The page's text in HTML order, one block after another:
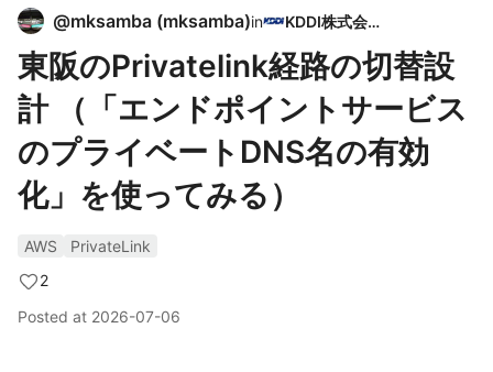
@mksamba (mksamba)in KDDI株式会社
東阪のPrivatelink経路の切替設
計 （「エンドポイントサービス
のプライベートDNS名の有効
化」を使ってみる）
AWS
PrivateLink
2
Posted at 2026-07-06